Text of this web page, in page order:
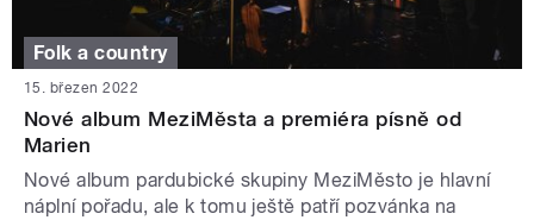
Folk a country
15. březen 2022
Nové album MeziMěsta a premiéra písně od
Marien
Nové album pardubické skupiny MeziMěsto je hlavní
náplní pořadu, ale k tomu ještě patří pozvánka na